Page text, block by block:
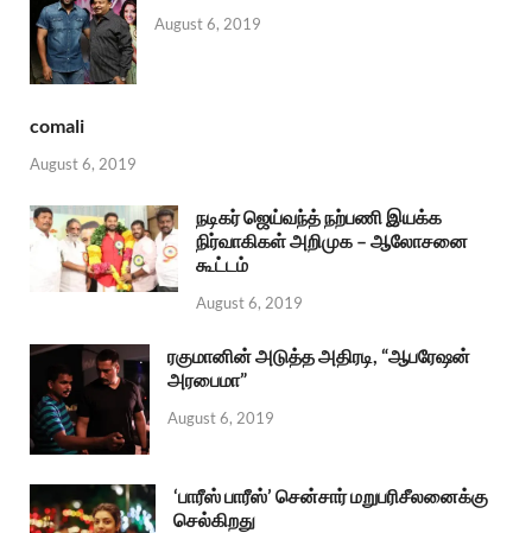
August 6, 2019
comali
August 6, 2019
நடிகர் ஜெய்வந்த் நற்பணி இயக்க
நிர்வாகிகள் அறிமுக – ஆலோசனை
கூட்டம்
August 6, 2019
ரகுமானின் அடுத்த அதிரடி, “ஆபரேஷன்
அரபைமா”
August 6, 2019
‘பாரீஸ் பாரீஸ்’ சென்சார் மறுபரிசீலனைக்கு
செல்கிறது